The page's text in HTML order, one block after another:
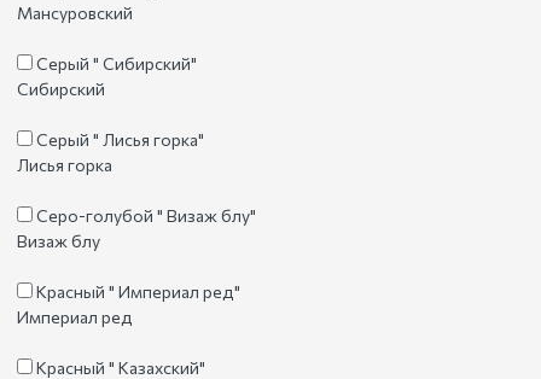
Мансуровский
Серый " Сибирский"
Сибирский
Серый " Лисья горка"
Лисья горка
Серо-голубой " Визаж блу"
Визаж блу
Красный " Империал ред"
Империал ред
Красный " Казахский"